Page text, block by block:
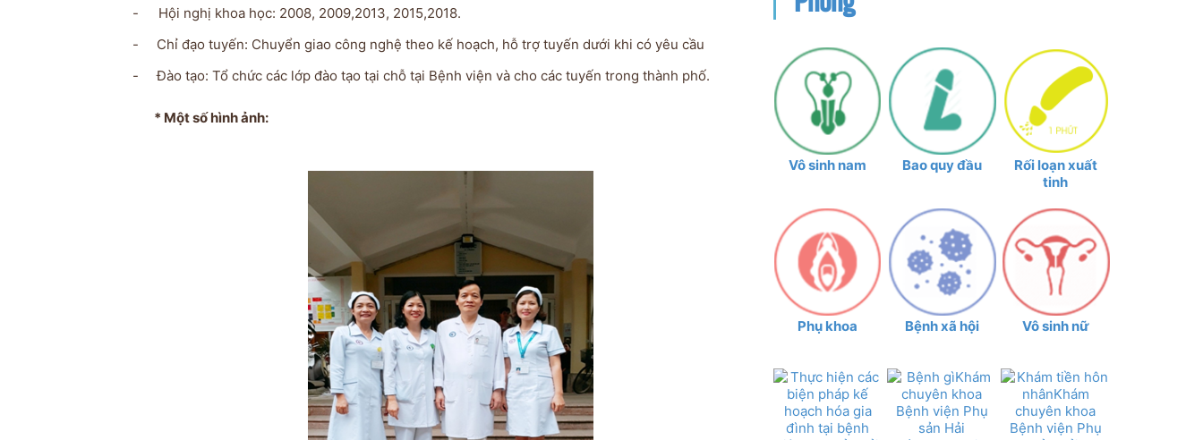
-
Hội nghị khoa học: 2008, 2009,2013, 2015,2018.
-
Chỉ đạo tuyến: Chuyển giao công nghệ theo kế hoạch, hỗ trợ tuyến dưới khi có yêu cầu
-
Đào tạo: Tổ chức các lớp đào tạo tại chỗ tại Bệnh viện và cho các tuyến trong thành phố.
* Một số hình ảnh:
Vô sinh nam Bao quy đầu
Rối loạn xuất
tinh
Phụ khoa Bệnh xã hội Vô sinh nữ